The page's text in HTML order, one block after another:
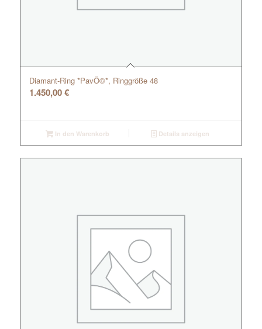
Diamant-Ring *PavÖ©*, Ringgröße 48
1.450,00€
In den Warenkorb Details anzeigen